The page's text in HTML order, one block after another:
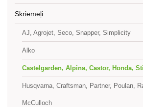
Skriemeļi
AJ, Agrojet, Seco, Snapper, Simplicity
Alko
Castelgarden, Alpina, Castor, Honda,
Husqvarna, Craftsman, Partner, Poulan,
McCulloch